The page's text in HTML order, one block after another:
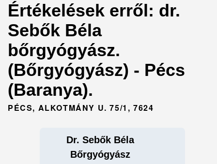
Értékelések erről: dr.
Sebők Béla
bőrgyógyász.
(Bőrgyógyász) - Pécs
(Baranya).
PÉCS, ALKOTMÁNY U. 75/1, 7624
Dr. Sebők Béla
Bőrgyógyász